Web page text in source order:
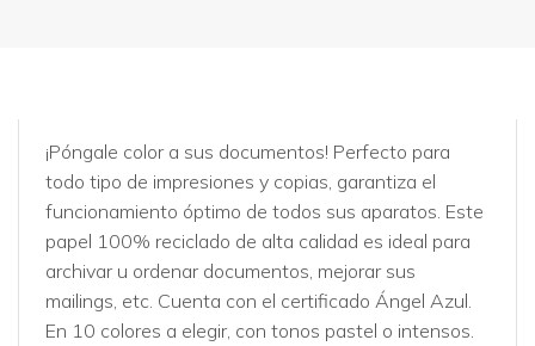
¡Póngale color a sus documentos! Perfecto para
todo tipo de impresiones y copias, garantiza el
funcionamiento óptimo de todos sus aparatos. Este
papel 100% reciclado de alta calidad es ideal para
archivar u ordenar documentos, mejorar sus
mailings, etc. Cuenta con el certificado Ángel Azul.
En 10 colores a elegir, con tonos pastel o intensos.